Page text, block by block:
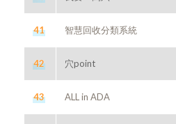
41 智慧回收分類系統
42 穴point
43 ALL in ADA